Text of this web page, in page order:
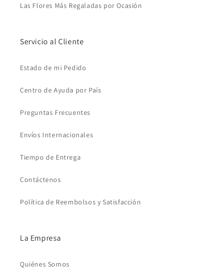
Las Flores Más Regaladas por Ocasión
Servicio al Cliente
Estado de mi Pedido
Centro de Ayuda por País
Preguntas Frecuentes
Envíos Internacionales
Tiempo de Entrega
Contáctenos
Política de Reembolsos y Satisfacción
La Empresa
Quiénes Somos